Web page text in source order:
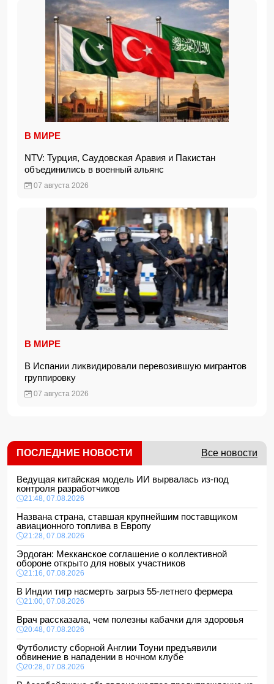
В МИРЕ
NTV: Турция, Саудовская Аравия и Пакистан
объединились в военный альянс
07 августа 2026
В МИРЕ
В Испании ликвидировали перевозившую мигрантов
группировку
07 августа 2026
ПОСЛЕДНИЕ НОВОСТИ Все новости
Ведущая китайская модель ИИ вырвалась из-под
контроля разработчиков
21:48, 07.08.2026
Названа страна, ставшая крупнейшим поставщиком
авиационного топлива в Европу
21:28, 07.08.2026
Эрдоган: Мекканское соглашение о коллективной
обороне открыто для новых участников
21:16, 07.08.2026
В Индии тигр насмерть загрыз 55-летнего фермера
21:00, 07.08.2026
Врач рассказала, чем полезны кабачки для здоровья
20:48, 07.08.2026
Футболисту сборной Англии Тоуни предъявили
обвинение в нападении в ночном клубе
20:28, 07.08.2026